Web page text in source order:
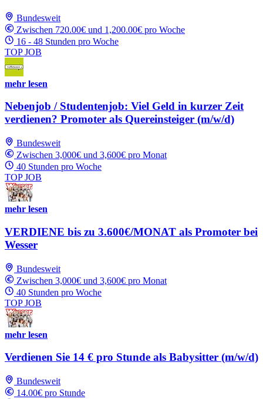
Bundesweit
Zwischen 720.00€ und 1,200.00€ pro Woche
16 - 48 Stunden pro Woche
TOP JOB
mehr lesen
Nebenjob / Studentenjob: Viel Geld in kurzer Zeit
verdienen? Promoter als Quereinsteiger (m/w/d)
Bundesweit
Zwischen 3,000€ und 3,600€ pro Monat
40 Stunden pro Woche
TOP JOB
mehr lesen
VERDIENE bis zu 3.600€/MONAT als Promoter bei
Wesser
Bundesweit
Zwischen 3,000€ und 3,600€ pro Monat
40 Stunden pro Woche
TOP JOB
mehr lesen
Verdienen Sie 14 € pro Stunde als Babysitter (m/w/d)
Bundesweit
14.00€ pro Stunde